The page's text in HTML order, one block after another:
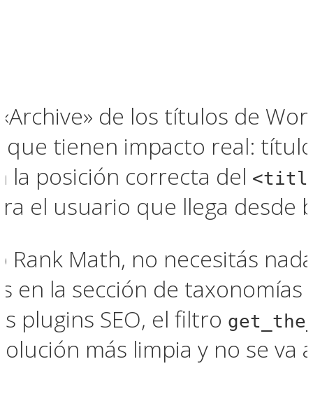
de los títulos de
tienen impacto real:
la posición correcta del
el usuario que llega desde
Rank Math, no necesitás
en la sección de
plugins SEO, el filtro
más limpia y no se va